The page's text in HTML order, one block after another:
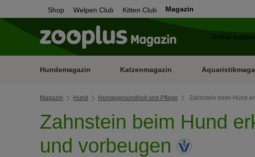
Shop Welpen Club Kitten Club Magazin
Hundemagazin Katzenmagazin
Magazin Hund Hundegesundheit und Pflege Zahnstein beim Hund
Zahnstein beim Hund
und vorbeugen